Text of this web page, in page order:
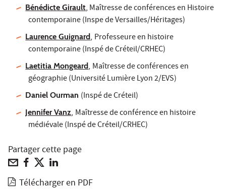
Bénédicte Girault, Maîtresse de conférences en Histoire
contemporaine (Inspe de Versailles/Héritages)
Laurence Guignard, Professeure en histoire
contemporaine (Inspé de Créteil/CRHEC)
Laetitia Mongeard, Maîtresse de conférences en
géographie (Université Lumière Lyon 2/EVS)
Daniel Ourman (Inspé de Créteil)
Jennifer Vanz, Maîtresse de conférence en histoire
médiévale (Inspé de Créteil/CRHEC)
Partager cette page
Télécharger en PDF